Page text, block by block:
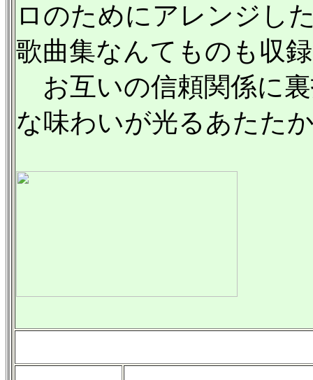
ロのためにアレンジし
歌曲集なんてものも収
お互いの信頼関係に
な味わいが光るあたた